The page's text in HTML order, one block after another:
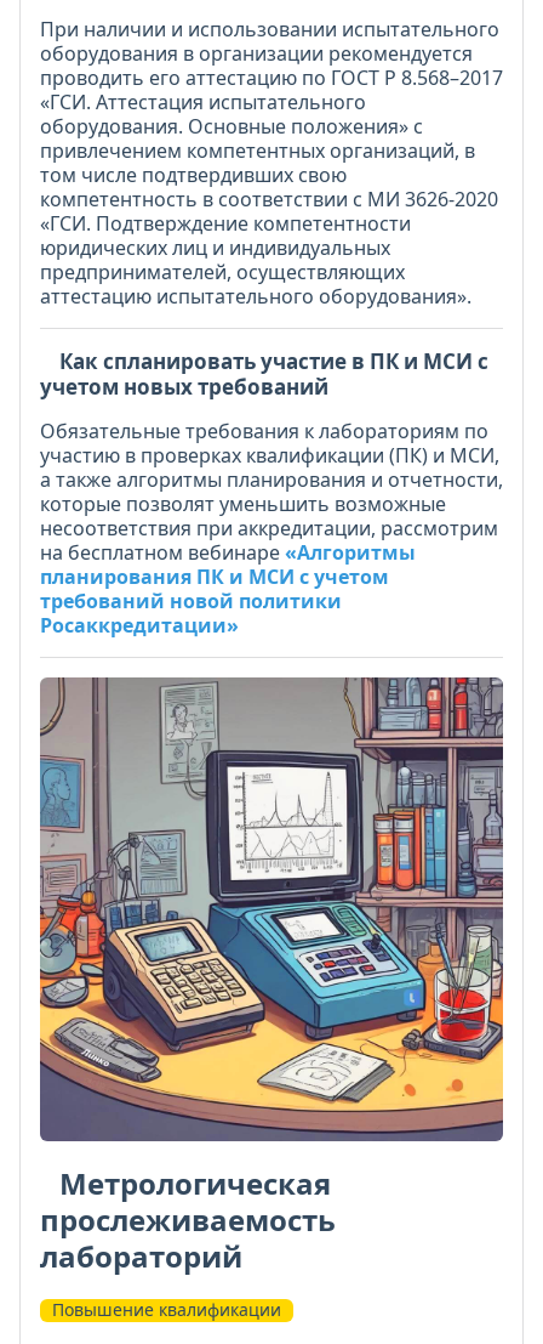
При наличии и использовании испытательного
оборудования в организации рекомендуется
проводить его аттестацию по ГОСТ Р 8.568–2017
«ГСИ. Аттестация испытательного
оборудования. Основные положения» с
привлечением компетентных организаций, в
том числе подтвердивших свою
компетентность в соответствии с МИ 3626-2020
«ГСИ. Подтверждение компетентности
юридических лиц и индивидуальных
предпринимателей, осуществляющих
аттестацию испытательного оборудования».
Как спланировать участие в ПК и МСИ с
учетом новых требований
Обязательные требования к лабораториям по
участию в проверках квалификации (ПК) и МСИ,
а также алгоритмы планирования и отчетности,
которые позволят уменьшить возможные
несоответствия при аккредитации, рассмотрим
на бесплатном вебинаре«Алгоритмы
планирования ПК и МСИ с учетом
требований новой политики
Росаккредитации»
Метрологическая
прослеживаемость
лабораторий
Повышение квалификации